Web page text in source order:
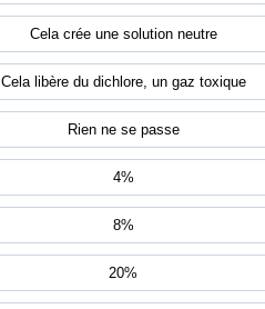
Cela crée une solution neutre
Cela libère du dichlore, un gaz toxique
Rien ne se passe
4%
8%
20%